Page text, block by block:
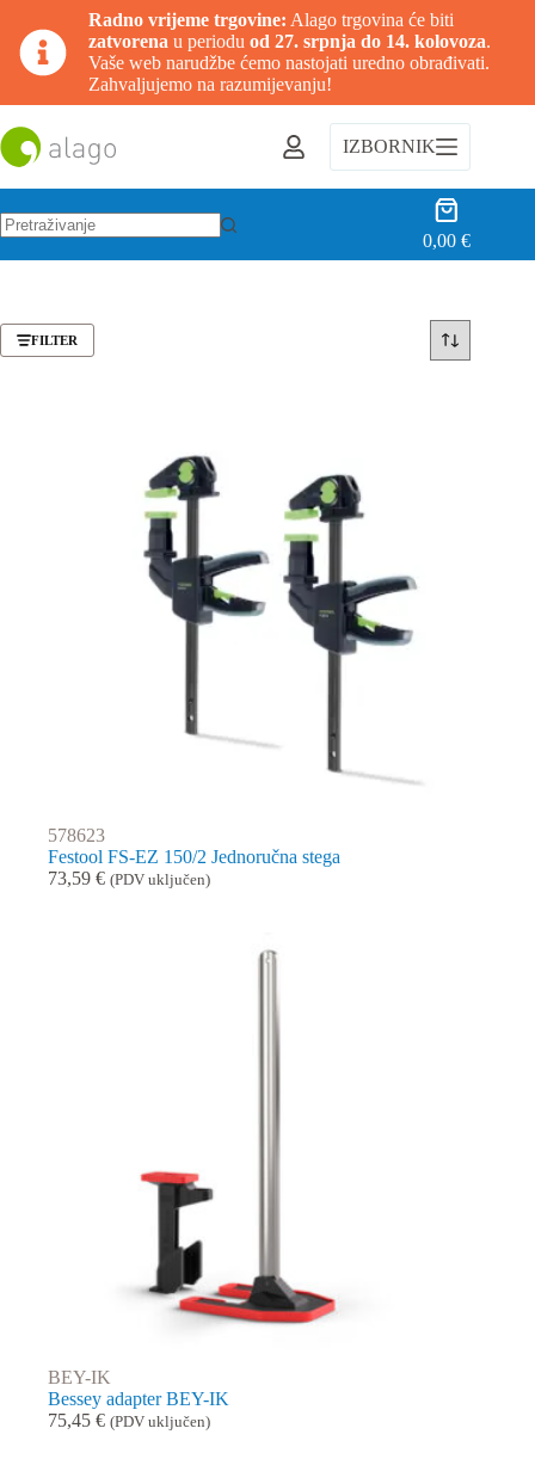
Radno vrijeme trgovine: Alago trgovina će biti
zatvorena u periodu od 27. srpnja do 14. kolovoza.
Vaše web narudžbe ćemo nastojati uredno obrađivati.
Zahvaljujemo na razumijevanju!
na
sadržaj
IZBORNIK
Košarica
0,00€
FILTER
578623
Festool FS-EZ 150/2 Jednoručna stega
73,59 € (PDV uključen)
BEY-IK
Bessey adapter BEY-IK
75,45 € (PDV uključen)